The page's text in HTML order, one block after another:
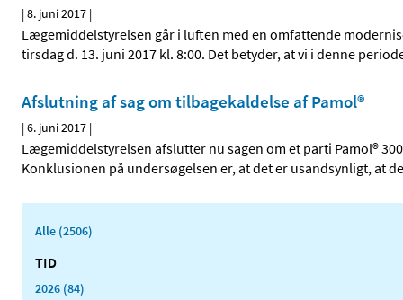
|8. juni 2017 |
Lægemiddelstyrelsen går i luften med en omfattende
tirsdag d. 13. juni 2017 kl. 8:00. Det betyder, at vi i denne
Afslutning af sag om tilbagekaldelse af Pamol®
|6. juni 2017 |
Lægemiddelstyrelsen afslutter nu sagen om et parti Pamol®
Konklusionen på undersøgelsen er, at det er usandsynligt, at
Alle (2506)
TID
2026 (84)